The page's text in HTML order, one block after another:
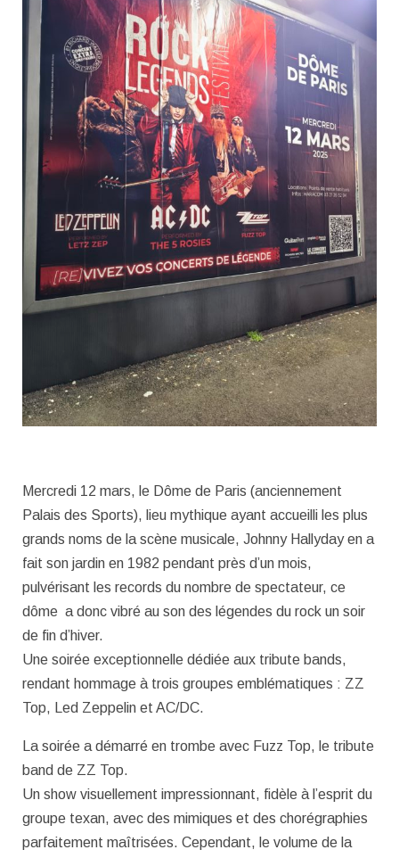
Mercredi 12 mars, le Dôme de Paris (anciennement
Palais des Sports), lieu mythique ayant accueilli les plus
grands noms de la scène musicale, Johnny Hallyday en a
fait son jardin en 1982 pendant près d’un mois,
pulvérisant les records du nombre de spectateur, ce
dôme a donc vibré au son des légendes du rock un soir
de fin d’hiver.
Une soirée exceptionnelle dédiée aux tribute bands,
rendant hommage à trois groupes emblématiques : ZZ
Top, Led Zeppelin et AC/DC.
La soirée a démarré en trombe avec Fuzz Top, le tribute
band de ZZ Top.
Un show visuellement impressionnant, fidèle à l’esprit du
groupe texan, avec des mimiques et des chorégraphies
parfaitement maîtrisées. Cependant, le volume de la